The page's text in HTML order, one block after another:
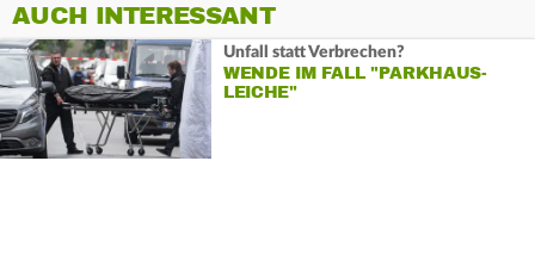
AUCH INTERESSANT
Unfall statt Verbrechen?
WENDE IM FALL "PARKHAUS-
LEICHE"